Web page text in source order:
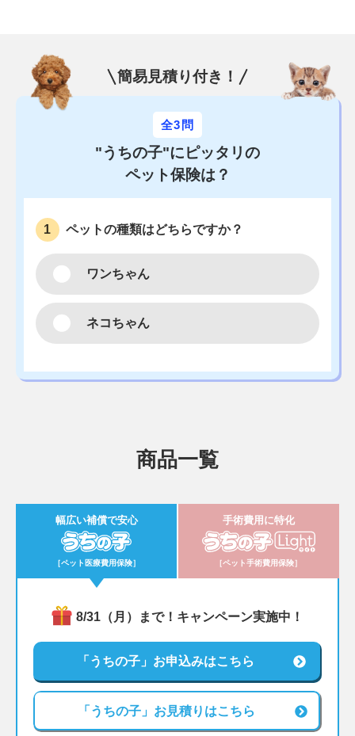
簡易見積り付き！
全3問
"うちの子"にピッタリの
ペット保険は？
1 ペットの種類はどちらですか？
ワンちゃん
ネコちゃん
商品一覧
幅広い補償で安心
うちの子
［ペット医療費用保険］
手術費用に特化
［ペット手術費用保険］
8/31（月）まで！キャンペーン実施中！
「うちの子」お申込みはこちら
「うちの子」お見積りはこちら